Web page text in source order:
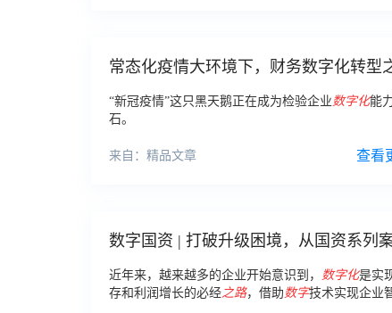
常态化疫情大环境下，财务数字化转型
如何走？￼
“新冠疫情”这只黑天鹅正在成为检验企业 数字化能
石。
来自：精品文章 查看
数字国资 | 打破升级困境，从国资系列
近年来，越来越多的企业开始意识到， 数字化是实
存和利润增长的必经之路，借助 数字技术实现企业